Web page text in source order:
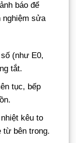
báo để
nghiệm sửa
(như E0,
tắt.
tục, bếp
kêu to
từ bên trong.